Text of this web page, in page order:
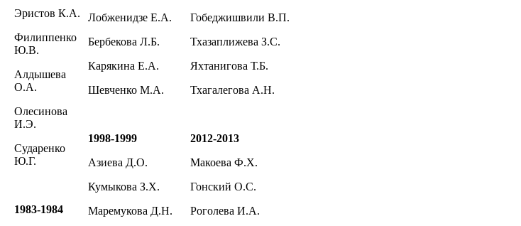
Эристов К.А.
Филиппенко
Ю.В.
Алдышева
О.А.
Олесинова
И.Э.
Сударенко
Ю.Г.
1983-1984
Лобженидзе Е.А.
Бербекова Л.Б.
Карякина Е.А.
Шевченко М.А.
1998-1999
Азиева Д.О.
Кумыкова З.Х.
Маремукова Д.Н.
Гобеджишвили В.П.
Тхазаплижева З.С.
Яхтанигова Т.Б.
Тхагалегова А.Н.
2012-2013
Макоева Ф.Х.
Гонский О.С.
Роголева И.А.